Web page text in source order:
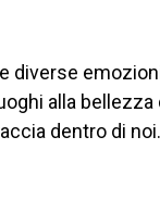
alla
dentro di